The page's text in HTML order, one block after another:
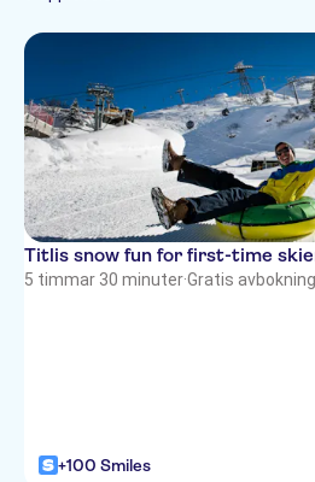
Titlis snow fun for first-time
5 timmar 30 minuter·Gratis avbokning
+100 Smiles